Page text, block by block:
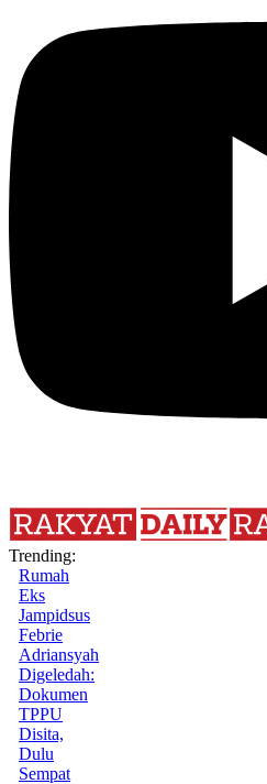
Trending:
Rumah
Eks
Jampidsus
Febrie
Adriansyah
Digeledah:
Dokumen
TPPU
Disita,
Dulu
Sempat